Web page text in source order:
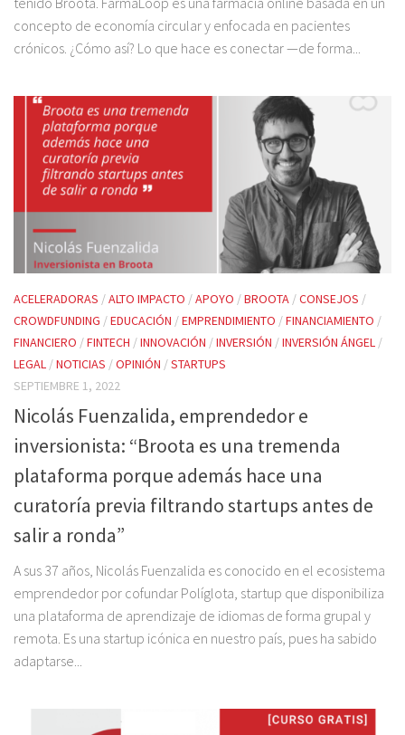
concepto de economía circular y enfocada en pacientes
crónicos. ¿Cómo así? Lo que hace es conectar —de forma...
ACELERADORAS /ALTO IMPACTO /APOYO /BROOTA /CONSEJOS /
CROWDFUNDING /EDUCACIÓN /EMPRENDIMIENTO /FINANCIAMIENTO /
FINANCIERO /FINTECH /INNOVACIÓN /INVERSIÓN /INVERSIÓN ÁNGEL /
LEGAL /NOTICIAS /OPINIÓN /STARTUPS
SEPTIEMBRE 1, 2022
Nicolás Fuenzalida, emprendedor e
inversionista: “Broota es una tremenda
plataforma porque además hace una
curatoría previa filtrando startups antes de
salir a ronda”
A sus 37 años, Nicolás Fuenzalida es conocido en el ecosistema
emprendedor por cofundar Políglota, startup que disponibiliza
una plataforma de aprendizaje de idiomas de forma grupal y
remota. Es una startup icónica en nuestro país, pues ha sabido
adaptarse...